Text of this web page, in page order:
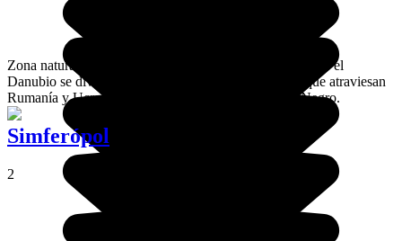
Zona natural del final del río más largo de Europa, donde el
Danubio se divide en un número increíble de brazos que atraviesan
Rumanía y Ucrania, antes de desembocar en el mar Negro.
Simferópol
2